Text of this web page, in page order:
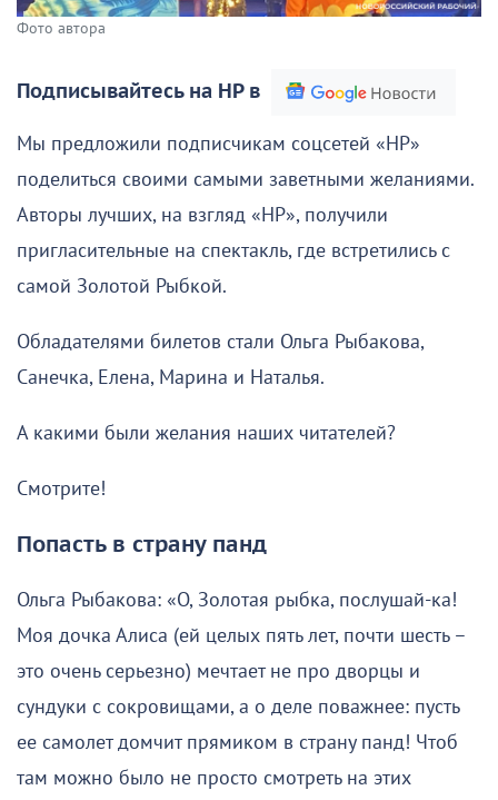
Фото автора
Подписывайтесь на НР в
Мы предложили подписчикам соцсетей «НР»
поделиться своими самыми заветными желаниями.
Авторы лучших, на взгляд «НР», получили
пригласительные на спектакль, где встретились с
самой Золотой Рыбкой.
Обладателями билетов стали Ольга Рыбакова,
Санечка, Елена, Марина и Наталья.
А какими были желания наших читателей?
Смотрите!
Попасть в страну панд
Ольга Рыбакова: «О, Золотая рыбка, послушай-ка!
Моя дочка Алиса (ей целых пять лет, почти шесть –
это очень серьезно) мечтает не про дворцы и
сундуки с сокровищами, а о деле поважнее: пусть
ее самолет домчит прямиком в страну панд! Чтоб
там можно было не просто смотреть на этих